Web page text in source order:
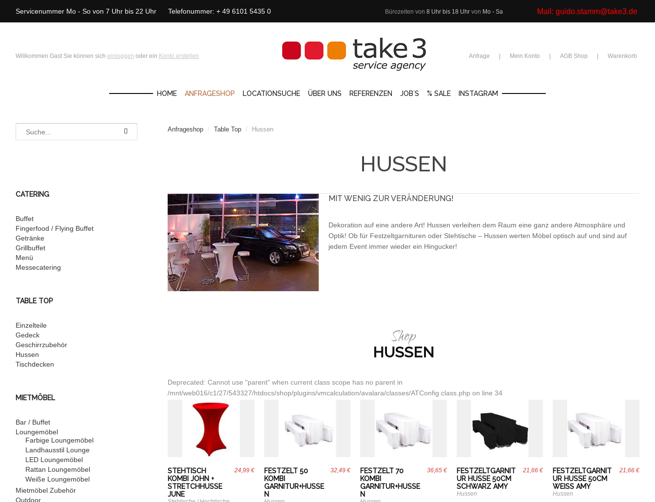
Servicenummer Mo - So von 7 Uhr bis 22 Uhr Telefonummer: + 49 6101 5435 0 Mail: guido.stamm@take3.de
Bürozeiten von 8 Uhr bis 18 Uhr von Mo - Sa
Willkommen Gast Sie können sich einloggen oder ein Konto erstellen Anfrage Mein Konto AGB Shop Warenkorb
HOME ANFRAGESHOP LOCATIONSUCHE ÜBER UNS REFERENZEN JOB´S % SALE INSTAGRAM
Anfrageshop / Table Top / Hussen
HUSSEN
MIT WENIG ZUR VERÄNDERUNG!
Dekoration auf eine andere Art! Hussen verleihen dem Raum eine ganz andere Atmosphäre und
Optik! Ob für Festzeltgarnituren oder Stehtische – Hussen werten Möbel optisch auf und sind auf
jedem Event immer wieder ein Hingucker!
Shop
HUSSEN
Deprecated: Cannot use "parent" when current class scope has no parent in
/mnt/web016/c1/27/543327/htdocs/shop/plugins/vmcalculation/avalara/classes/ATConfig.class.php on line 34
24,99 €
STEHTISCH
KOMBI JOHN +
STRETCHHUSSE
JUNE
32,49 €
FESTZELT 50
KOMBI
GARNITUR+HUSSE
N
36,65 €
FESTZELT 70
KOMBI
GARNITUR+HUSSE
N
21,66 €
FESTZELTGARNIT
UR HUSSE 50CM
SCHWARZ AMY
Hussen
21,66 €
FESTZELTGARNIT
UR HUSSE 50CM
WEISS AMY
Hussen
CATERING
Buffet
Fingerfood / Flying Buffet
Getränke
Grillbuffet
Menü
Messecatering
TABLE TOP
Einzelteile
Gedeck
Geschirrzubehör
Hussen
Tischdecken
MIETMÖBEL
Bar / Buffet
Loungemöbel
Farbige Loungemöbel
Landhausstil Lounge
LED Loungemöbel
Rattan Loungemöbel
Weiße Loungemöbel
Mietmöbel Zubehör
Outdoor